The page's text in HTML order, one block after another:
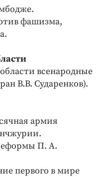
фашизма,
всенародные
В.В. Сударенков).
армия
П. А.
первого в мире